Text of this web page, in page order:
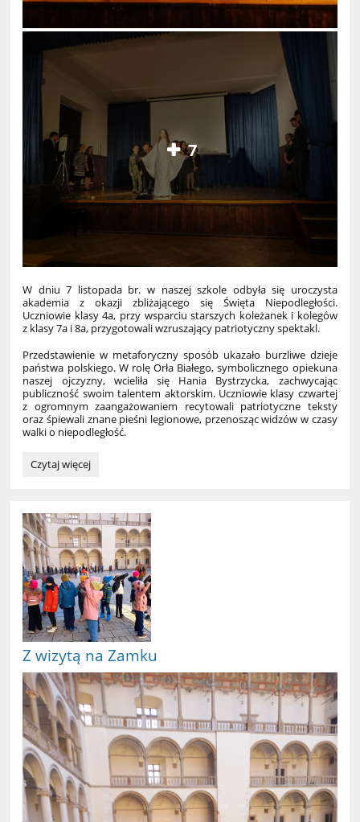
7
W dniu 7 listopada br. w naszej szkole odbyła się uroczysta
akademia z okazji zbliżającego się Święta Niepodległości.
Uczniowie klasy 4a, przy wsparciu starszych koleżanek i kolegów
z klasy 7a i 8a, przygotowali wzruszający patriotyczny spektakl.
Przedstawienie w metaforyczny sposób ukazało burzliwe dzieje
państwa polskiego. W rolę Orła Białego, symbolicznego opiekuna
naszej ojczyzny, wcieliła się Hania Bystrzycka, zachwycając
publiczność swoim talentem aktorskim. Uczniowie klasy czwartej
z ogromnym zaangażowaniem recytowali patriotyczne teksty
oraz śpiewali znane pieśni legionowe, przenosząc widzów w czasy
walki o niepodległość.
Niepodległość
Orła
Białego:
Czytaj więcej
Z wizytą na Zamku